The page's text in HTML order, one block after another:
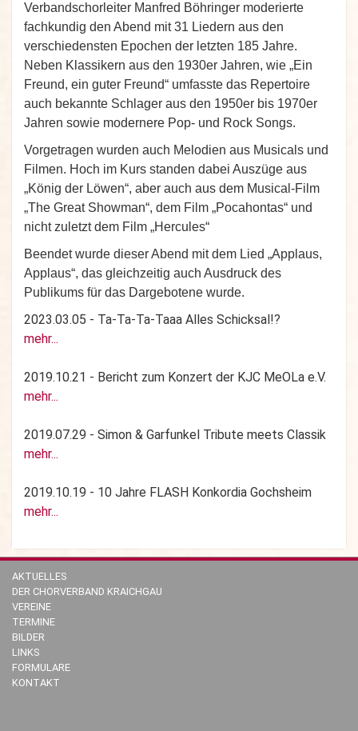
Verbandschorleiter Manfred Böhringer moderierte
fachkundig den Abend mit 31 Liedern aus den
verschiedensten Epochen der letzten 185 Jahre.
Neben Klassikern aus den 1930er Jahren, wie „Ein
Freund, ein guter Freund“ umfasste das Repertoire
auch bekannte Schlager aus den 1950er bis 1970er
Jahren sowie modernere Pop- und Rock Songs.
Vorgetragen wurden auch Melodien aus Musicals und
Filmen. Hoch im Kurs standen dabei Auszüge aus
„König der Löwen“, aber auch aus dem Musical-Film
„The Great Showman“, dem Film „Pocahontas“ und
nicht zuletzt dem Film „Hercules“
Beendet wurde dieser Abend mit dem Lied „Applaus,
Applaus“, das gleichzeitig auch Ausdruck des
Publikums für das Dargebotene wurde.
2023.03.05 - Ta-Ta-Ta-Taaa Alles Schicksal!?
mehr...
2019.10.21 - Bericht zum Konzert der KJC MeOLa e.V.
mehr...
2019.07.29 - Simon & Garfunkel Tribute meets Classik
mehr...
2019.10.19 - 10 Jahre FLASH Konkordia Gochsheim
mehr...
AKTUELLES
DER CHORVERBAND KRAICHGAU
VEREINE
TERMINE
BILDER
LINKS
FORMULARE
KONTAKT